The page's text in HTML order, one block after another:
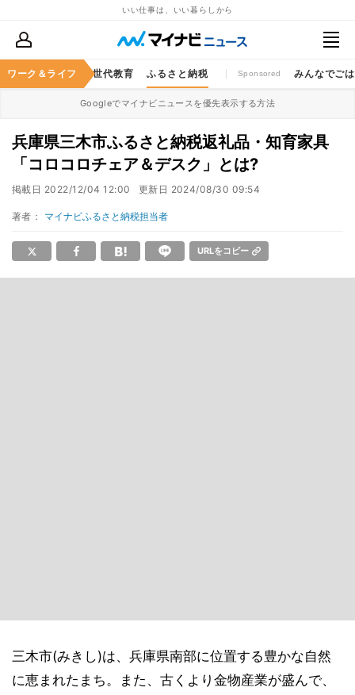
いい仕事は、いい暮らしから
ワーク＆ライフ
ャッシュレス 次世代教育 ふるさと納税 Sponsored みんなでご
Googleでマイナビニュースを優先表示する方法
兵庫県三木市ふるさと納税返礼品・知育家具
「コロコロチェア＆デスク」とは?
掲載日 2022/12/04 12:00 更新日 2024/08/30 09:54
著者： マイナビふるさと納税担当者
URLをコピー
三木市(みきし)は、兵庫県南部に位置する豊かな自然
に恵まれたまち。また、古くより金物産業が盛んで、